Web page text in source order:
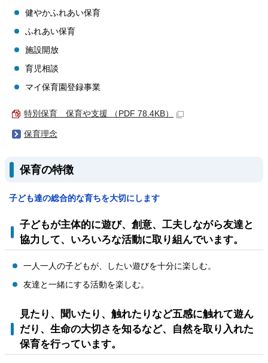
健やかふれあい保育
ふれあい保育
施設開放
育児相談
マイ保育園登録事業
特別保育 保育や支援 （PDF 78.4KB）
保育理念
保育の特徴
子ども達の総合的な育ちを大切にします
子どもが主体的に遊び、創意、工夫しながら友達と
協力して、いろいろな活動に取り組んでいます。
一人一人の子どもが、したい遊びを十分に楽しむ。
友達と一緒にする活動を楽しむ。
見たり、聞いたり、触れたりなど五感に触れて遊ん
だり、生命の大切さを知るなど、自然を取り入れた
保育を行っています。